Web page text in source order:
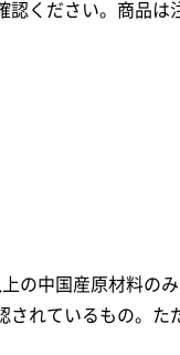
認ください。商品は
の中国産原材料のみ
されているもの。た